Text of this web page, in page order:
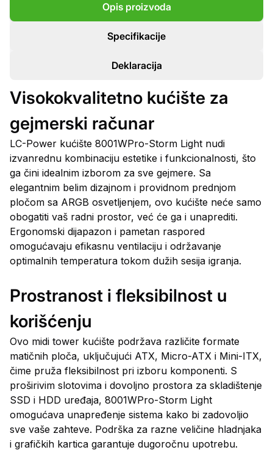
Opis proizvoda
Specifikacije
Deklaracija
Visokokvalitetno kućište za
gejmerski računar
LC-Power kućište 8001WPro-Storm Light nudi
izvanrednu kombinaciju estetike i funkcionalnosti, što
ga čini idealnim izborom za sve gejmere. Sa
elegantnim belim dizajnom i providnom prednjom
pločom sa ARGB osvetljenjem, ovo kućište neće samo
obogatiti vaš radni prostor, već će ga i unaprediti.
Ergonomski dijapazon i pametan raspored
omogućavaju efikasnu ventilaciju i održavanje
optimalnih temperatura tokom dužih sesija igranja.
Prostranost i fleksibilnost u
korišćenju
Ovo midi tower kućište podržava različite formate
matičnih ploča, uključujući ATX, Micro-ATX i Mini-ITX,
čime pruža fleksibilnost pri izboru komponenti. S
proširivim slotovima i dovoljno prostora za skladištenje
SSD i HDD uređaja, 8001WPro-Storm Light
omogućava unapređenje sistema kako bi zadovoljio
sve vaše zahteve. Podrška za razne veličine hladnjaka
i grafičkih kartica garantuje dugoročnu upotrebu.